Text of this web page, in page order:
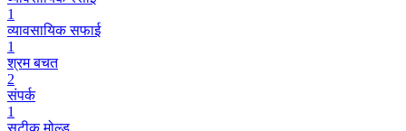
1
व्यावसायिक सफाई
1
श्रम बचत
2
संपर्क
1
सटीक मोल्ड